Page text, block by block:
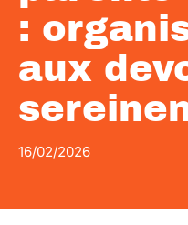
:
aux
16/02/2026